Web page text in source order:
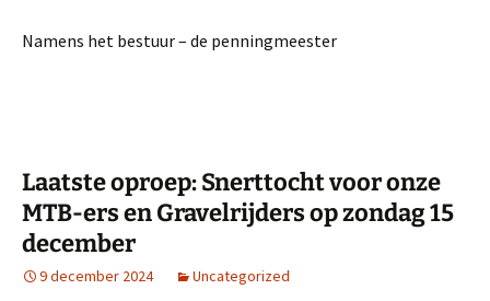
Namens het bestuur – de penningmeester
Laatste oproep: Snerttocht voor onze
MTB-ers en Gravelrijders op zondag 15
december
9 december 2024 Uncategorized